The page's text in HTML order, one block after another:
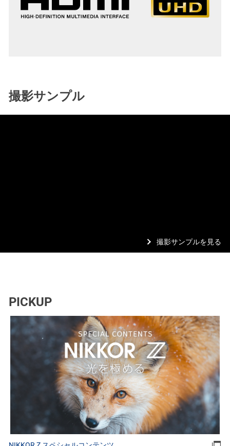
撮影サンプル
撮影サンプルを見る
PICKUP